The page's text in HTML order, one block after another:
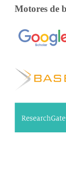
Motores de